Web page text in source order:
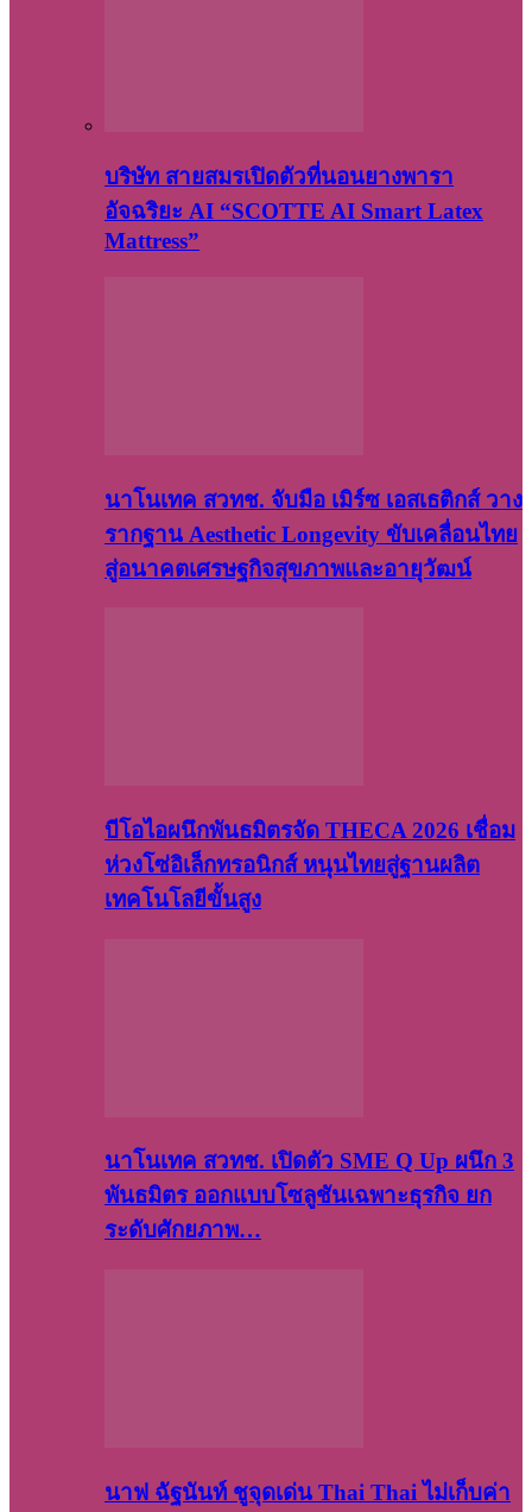
บริษัท สายสมรเปิดตัวที่นอนยางพารา
อัจฉริยะ AI “SCOTTE AI Smart Latex
Mattress”
นาโนเทค สวทช. จับมือ เมิร์ซ เอสเธติกส์ วาง
รากฐาน Aesthetic Longevity ขับเคลื่อนไทย
สู่อนาคตเศรษฐกิจสุขภาพและอายุวัฒน์
บีโอไอผนึกพันธมิตรจัด THECA 2026 เชื่อม
ห่วงโซ่อิเล็กทรอนิกส์ หนุนไทยสู่ฐานผลิต
เทคโนโลยีขั้นสูง
นาโนเทค สวทช. เปิดตัว SME Q Up ผนึก 3
พันธมิตร ออกแบบโซลูชันเฉพาะธุรกิจ ยก
ระดับศักยภาพ…
นาฟ ฉัฐนันท์ ชูจุดเด่น Thai Thai ไม่เก็บค่า